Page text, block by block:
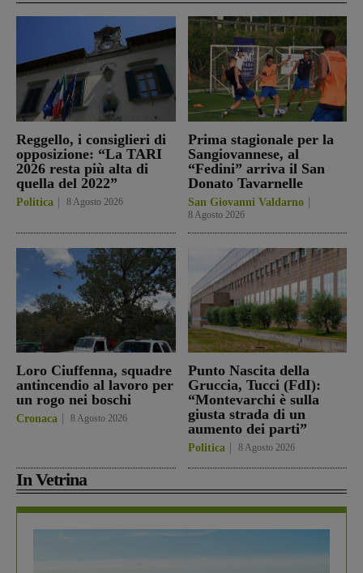
Reggello, i consiglieri di
opposizione: “La TARI
2026 resta più alta di
quella del 2022”
Politica 8 Agosto 2026
Prima stagionale per la
Sangiovannese, al
“Fedini” arriva il San
Donato Tavarnelle
San Giovanni Valdarno
8 Agosto 2026
Loro Ciuffenna, squadre
antincendio al lavoro per
un rogo nei boschi
Cronaca 8 Agosto 2026
Punto Nascita della
Gruccia, Tucci (FdI):
“Montevarchi è sulla
giusta strada di un
aumento dei parti”
Politica 8 Agosto 2026
In Vetrina